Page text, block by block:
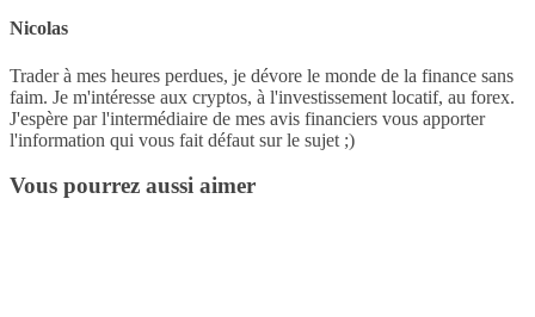
Nicolas
Trader à mes heures perdues, je dévore le monde de la finance sans
faim. Je m'intéresse aux cryptos, à l'investissement locatif, au forex.
J'espère par l'intermédiaire de mes avis financiers vous apporter
l'information qui vous fait défaut sur le sujet ;)
Vous pourrez aussi aimer